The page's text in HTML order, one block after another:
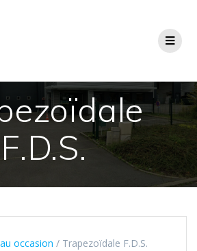
F.D.S.
occasion / Trapezoïdale F.D.S.